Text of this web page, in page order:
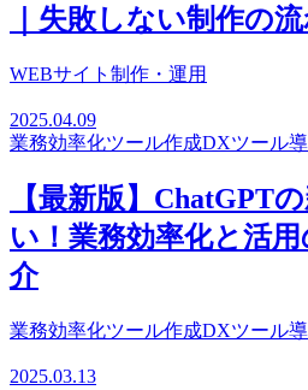
｜失敗しない制作の
WEBサイト制作・運用
2025.04.09
業務効率化ツール作成DXツール
【最新版】ChatGPT
い！業務効率化と活
介
業務効率化ツール作成DXツール
2025.03.13